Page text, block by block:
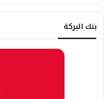
بنك البركة